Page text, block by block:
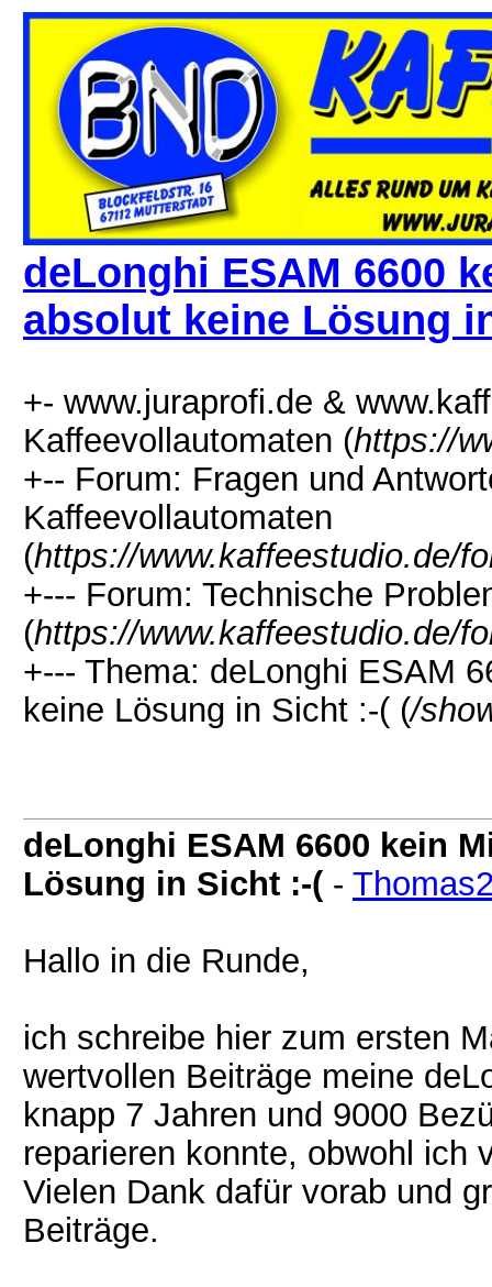
deLonghi ESAM 6600
absolut keine Lösung
+- www.juraprofi.de &
Kaffeevollautomaten (https://
+-- Forum: Fragen und
Kaffeevollautomaten
(https://www.kaffeestudio.de/
+--- Forum: Technische
(https://www.kaffeestudio.de/
+--- Thema: deLonghi ESAM
keine Lösung in Sicht :-( (/
deLonghi ESAM 6600 kein
Lösung in Sicht :-( -
Hallo in die Runde,
ich schreibe hier zum ersten
wertvollen Beiträge meine
knapp 7 Jahren und 9000
reparieren konnte, obwohl ich
Vielen Dank dafür vorab und
Beiträge.